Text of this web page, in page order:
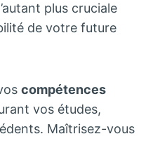
plus cruciale
de votre future
compétences
vos études,
Maîtrisez-vous